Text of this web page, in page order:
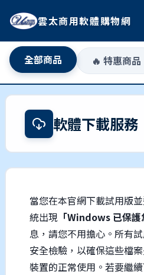
雲太商用軟體購物網
全部商品 🔥 特惠商品
軟體下載服務
當您在本官網下載試用版
統出現 「Windows 已保護
息，請您不用擔心。所有
安全檢驗，以確保這些檔
裝置的正常使用。若要繼